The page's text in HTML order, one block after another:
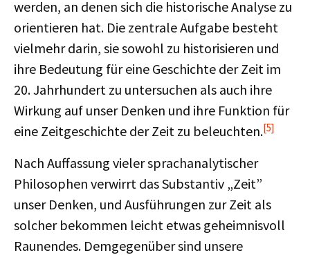
werden, an denen sich die historische Analyse zu
orientieren hat. Die zentrale Aufgabe besteht
vielmehr darin, sie sowohl zu historisieren und
ihre Bedeutung für eine Geschichte der Zeit im
20. Jahrhundert zu untersuchen als auch ihre
Wirkung auf unser Denken und ihre Funktion für
eine Zeitgeschichte der Zeit zu beleuchten.[5]
Nach Auffassung vieler sprachanalytischer
Philosophen verwirrt das Substantiv „Zeit”
unser Denken, und Ausführungen zur Zeit als
solcher bekommen leicht etwas geheimnisvoll
Raunendes. Demgegenüber sind unsere